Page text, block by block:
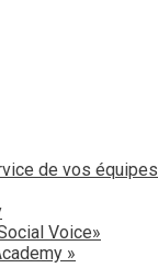
de vos équipes
Voice»
»